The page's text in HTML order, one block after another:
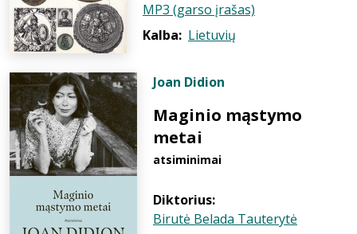
MP3 (garso įrašas)
Kalba: Lietuvių
Joan Didion
Maginio mąstymo
metai
atsiminimai
Diktorius:
Birutė Belada Tauterytė